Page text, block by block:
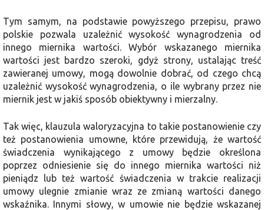
Tym samym, na podstawie powyższego przepisu, prawo
polskie pozwala uzależnić wysokość wynagrodzenia od
innego miernika wartości. Wybór wskazanego miernika
wartości jest bardzo szeroki, gdyż strony, ustalając treść
zawieranej umowy, mogą dowolnie dobrać, od czego chcą
uzależnić wysokość wynagrodzenia, o ile wybrany przez nie
miernik jest w jakiś sposób obiektywny i mierzalny.
Tak więc, klauzula waloryzacyjna to takie postanowienie czy
też postanowienia umowne, które przewidują, że wartość
świadczenia wynikającego z umowy będzie określona
poprzez odniesienie się do innego miernika wartości niż
pieniądz lub też wartość świadczenia w trakcie realizacji
umowy ulegnie zmianie wraz ze zmianą wartości danego
wskaźnika. Innymi słowy, w umowie nie będzie wskazanej